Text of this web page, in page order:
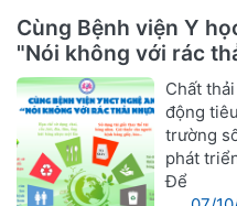
Cùng Bệnh viện Y
"Nói không với rác
Chất
động
trường
phát
Để